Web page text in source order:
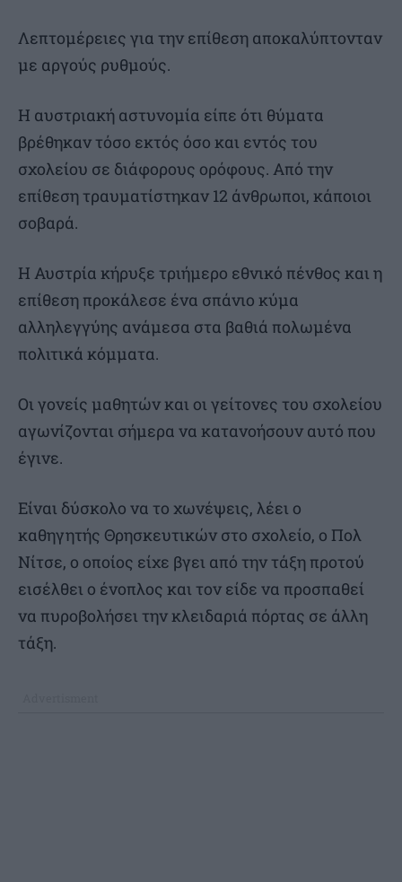
Λεπτομέρειες για την επίθεση αποκαλύπτονταν
με αργούς ρυθμούς.
Η αυστριακή αστυνομία είπε ότι θύματα
βρέθηκαν τόσο εκτός όσο και εντός του
σχολείου σε διάφορους ορόφους. Από την
επίθεση τραυματίστηκαν 12 άνθρωποι, κάποιοι
σοβαρά.
Η Αυστρία κήρυξε τριήμερο εθνικό πένθος και η
επίθεση προκάλεσε ένα σπάνιο κύμα
αλληλεγγύης ανάμεσα στα βαθιά πολωμένα
πολιτικά κόμματα.
Οι γονείς μαθητών και οι γείτονες του σχολείου
αγωνίζονται σήμερα να κατανοήσουν αυτό που
έγινε.
Είναι δύσκολο να το χωνέψεις, λέει ο
καθηγητής Θρησκευτικών στο σχολείο, ο Πολ
Νίτσε, ο οποίος είχε βγει από την τάξη προτού
εισέλθει ο ένοπλος και τον είδε να προσπαθεί
να πυροβολήσει την κλειδαριά πόρτας σε άλλη
τάξη.